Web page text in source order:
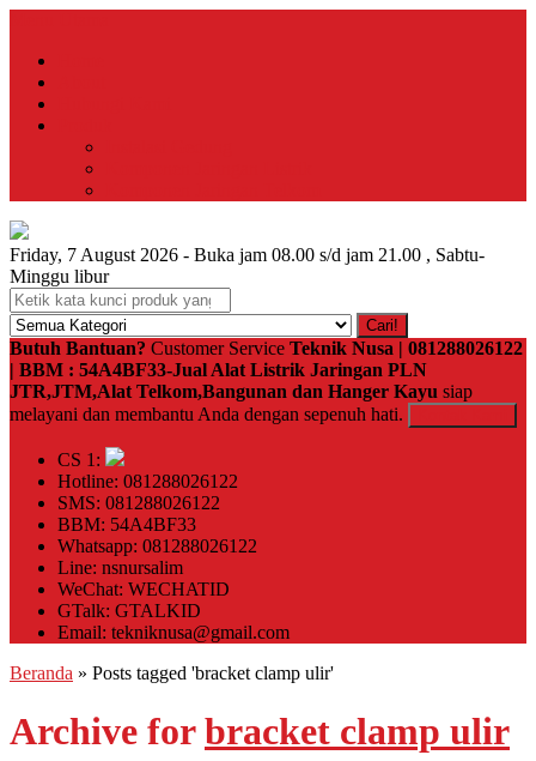
Friday, 7 August 2026 - Buka jam 08.00 s/d jam 21.00 , Sabtu-
Minggu libur
Cari!
Butuh Bantuan? Customer Service Teknik Nusa | 081288026122
| BBM : 54A4BF33-Jual Alat Listrik Jaringan PLN
JTR,JTM,Alat Telkom,Bangunan dan Hanger Kayu siap
melayani dan membantu Anda dengan sepenuh hati.
CS 1:
Hotline: 081288026122
SMS: 081288026122
BBM: 54A4BF33
Whatsapp: 081288026122
Line: nsnursalim
WeChat: WECHATID
GTalk: GTALKID
Email: tekniknusa@gmail.com
Beranda » Posts tagged 'bracket clamp ulir'
Archive forbracket clamp ulir